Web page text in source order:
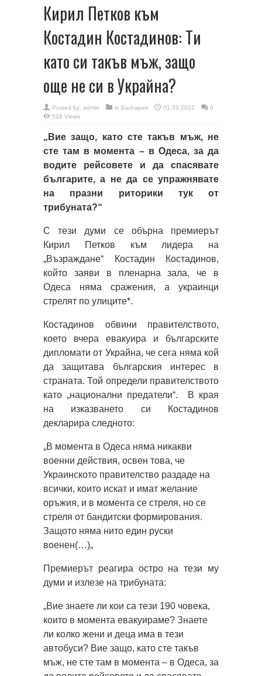
Кирил Петков към
Костадин Костадинов: Ти
като си такъв мъж, защо
още не си в Украйна?
Posted by: admin in България 01.03.2022
0
518 Views
„Вие защо, като сте такъв мъж, не
сте там в момента – в Одеса, за да
водите рейсовете и да спасявате
българите, а не да се упражнявате
на празни риторики тук от
трибуната?“
С тези думи се обърна премиерът
Кирил Петков към лидера на
„Възраждане“ Костадин Костадинов,
който заяви в пленарна зала, че в
Одеса няма сражения, а украинци
стрелят по улиците*.
Костадинов обвини правителството,
което вчера евакуира и българските
дипломати от Украйна, че сега няма кой
да защитава българския интерес в
страната. Той определи правителството
като „национални предатели“. В края
на изказването си Костадинов
декларира следното:
„В момента в Одеса няма никакви
военни действия, освен това, че
Украинското правителство раздаде на
всички, които искат и имат желание
оръжия, и в момента се стреля, но се
стреля от бандитски формирования.
Защото няма нито един руски
военен(…)„
Премиерът реагира остро на тези му
думи и излезе на трибуната:
„Вие знаете ли кои са тези 190 човека,
които в момента евакуираме? Знаете
ли колко жени и деца има в тези
автобуси? Вие защо, като сте такъв
мъж, не сте там в момента – в Одеса, за